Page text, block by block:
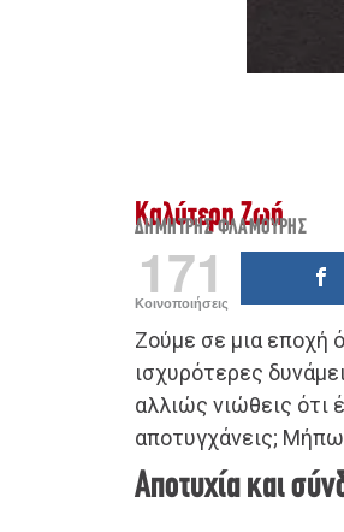
Καλύτερη Ζωή
ΔΗΜΉΤΡΗΣ ΦΛΑΜΟΎΡΗΣ
171
Κοινοποιήσεις
Ζούμε σε μια εποχή
ισχυρότερες
αλλιώς νιώθεις ότι
αποτυγχάνεις;
Αποτυχία και